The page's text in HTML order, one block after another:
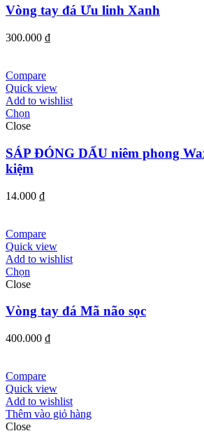
Vòng tay đá Ưu linh Xanh
300.000 ₫
Compare
Quick view
Add to wishlist
Chọn
Close
SÁP ĐÓNG DẤU niêm phong
kiệm
14.000 ₫
Compare
Quick view
Add to wishlist
Chọn
Close
Vòng tay đá Mã não sọc
400.000 ₫
Compare
Quick view
Add to wishlist
Thêm vào giỏ hàng
Close